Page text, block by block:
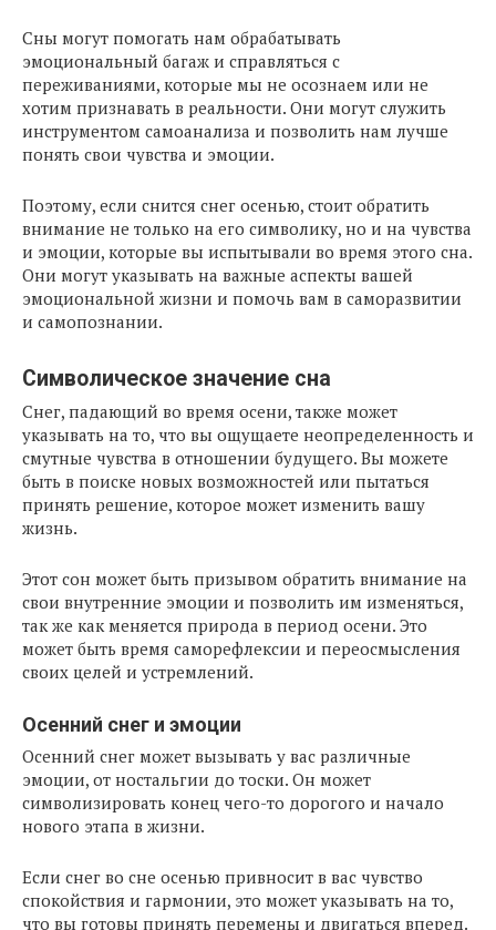
Сны могут помогать нам обрабатывать
эмоциональный багаж и справляться с
переживаниями, которые мы не осознаем или не
хотим признавать в реальности. Они могут служить
инструментом самоанализа и позволить нам лучше
понять свои чувства и эмоции.
Поэтому, если снится снег осенью, стоит обратить
внимание не только на его символику, но и на чувства
и эмоции, которые вы испытывали во время этого сна.
Они могут указывать на важные аспекты вашей
эмоциональной жизни и помочь вам в саморазвитии
и самопознании.
Символическое значение сна
Снег, падающий во время осени, также может
указывать на то, что вы ощущаете неопределенность и
смутные чувства в отношении будущего. Вы можете
быть в поиске новых возможностей или пытаться
принять решение, которое может изменить вашу
жизнь.
Этот сон может быть призывом обратить внимание на
свои внутренние эмоции и позволить им изменяться,
так же как меняется природа в период осени. Это
может быть время саморефлексии и переосмысления
своих целей и устремлений.
Осенний снег и эмоции
Осенний снег может вызывать у вас различные
эмоции, от ностальгии до тоски. Он может
символизировать конец чего-то дорогого и начало
нового этапа в жизни.
Если снег во сне осенью привносит в вас чувство
спокойствия и гармонии, это может указывать на то,
что вы готовы принять перемены и двигаться вперед.